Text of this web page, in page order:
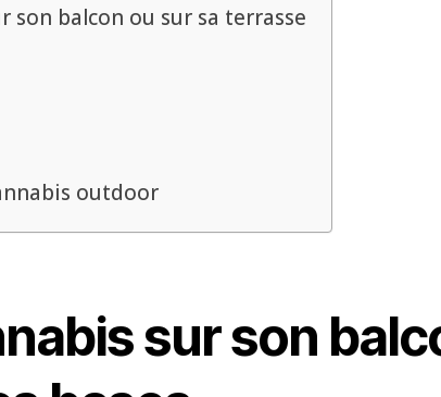
son balcon ou sur sa terrasse
outdoor
sur son